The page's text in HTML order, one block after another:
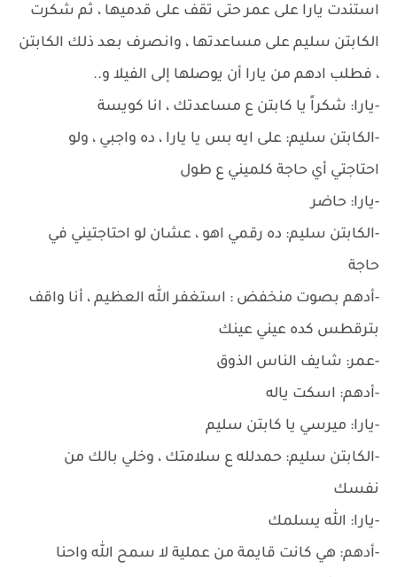
استندت يارا على عمر حتى تقف على قدميها ، ثم شكرت
الكابتن سليم على مساعدتها ، وانصرف بعد ذلك الكابتن
، فطلب ادهم من يارا أن يوصلها إلى الفيلا و..
-يارا: شكراً يا كابتن ع مساعدتك ، انا كويسة
-الكابتن سليم: على ايه بس يا يارا ، ده واجبي ، ولو
احتاجتي أي حاجة كلميني ع طول
-يارا: حاضر
-الكابتن سليم: ده رقمي اهو ، عشان لو احتاجتيني في
حاجة
-أدهم بصوت منخفض : استغفر الله العظيم ، أنا واقف
بترقطس كده عيني عينك
-عمر: شايف الناس الذوق
-أدهم: اسكت ياله
-يارا: ميرسي يا كابتن سليم
-الكابتن سليم: حمدلله ع سلامتك ، وخلي بالك من
نفسك
-يارا: الله يسلمك
-أدهم: هي كانت قايمة من عملية لا سمح الله واحنا